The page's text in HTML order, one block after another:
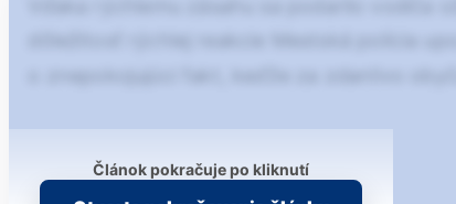
Článok pokračuje po kliknutí